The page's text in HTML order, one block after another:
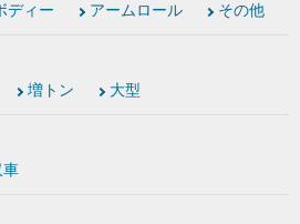
ディー アームロール その他
増トン 大型
車